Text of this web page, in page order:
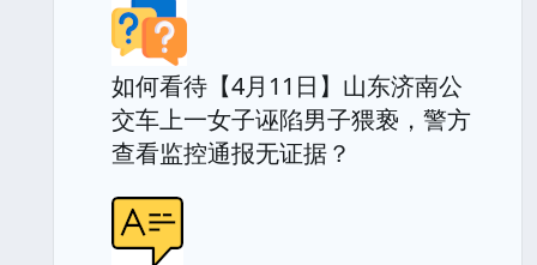
如何看待【4月11日】山东济南公
交车上一女子诬陷男子猥亵，警方
查看监控通报无证据？